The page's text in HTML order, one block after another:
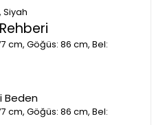
Siyah
cm, Göğüs: 86 cm, Bel:
Beden
cm, Göğüs: 86 cm, Bel: